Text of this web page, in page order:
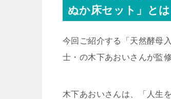
ぬか床セット」とは
今回ご紹介する「天然酵母
士・の木下あおいさんが監
木下あおいさんは、「人生